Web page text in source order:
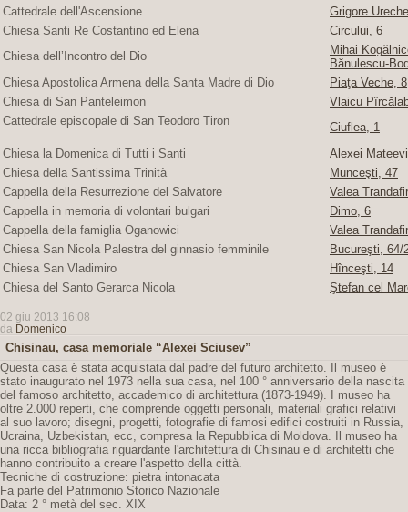
Cattedrale dell'Ascensione
Grigore
Chiesa Santi Re Costantino ed Elena
Circului, 6
Chiesa dell’Incontro del Dio
Mihai
Bănulescu-
Chiesa Apostolica Armena della Santa Madre di Dio
Piaţa Veche, 8
Chiesa di San Panteleimon
Vlaicu
Cattedrale episcopale di San Teodoro Tiron
Ciuflea, 1
Chiesa la Domenica di Tutti i Santi
Alexei
Chiesa della Santissima Trinità
Munceşti, 47
Cappella della Resurrezione del Salvatore
Valea
Cappella in memoria di volontari bulgari
Dimo, 6
Cappella della famiglia Oganowici
Valea
Chiesa San Nicola Palestra del ginnasio femminile
Bucureşti, 64/
Chiesa San Vladimiro
Hînceşti, 14
Chiesa del Santo Gerarca Nicola
Ştefan cel
02 giu 2013 16:08
da Domenico
Chisinau, casa memoriale “Alexei Sciusev”
Questa casa è stata acquistata dal padre del futuro architetto. Il museo è
stato inaugurato nel 1973 nella sua casa, nel 100 ° anniversario della nascita
del famoso architetto, accademico di architettura (1873-1949). I museo ha
oltre 2.000 reperti, che comprende oggetti personali, materiali grafici relativi
al suo lavoro; disegni, progetti, fotografie di famosi edifici costruiti in Russia,
Ucraina, Uzbekistan, ecc, compresa la Repubblica di Moldova. Il museo ha
una ricca bibliografia riguardante l'architettura di Chisinau e di architetti che
hanno contribuito a creare l'aspetto della città.
Tecniche di costruzione: pietra intonacata
Fa parte del Patrimonio Storico Nazionale
Data: 2 ° metà del sec. XIX